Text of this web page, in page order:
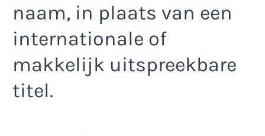
naam, in plaats van een
internationale of
makkelijk uitspreekbare
titel.